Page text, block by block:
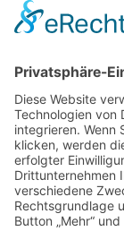
Links
Kolping im